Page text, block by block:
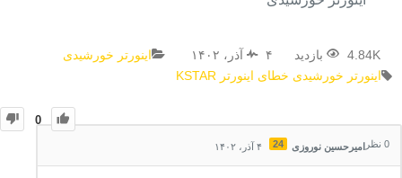
4.84K بازدید ۴ آذر، ۱۴۰۲
اینورتر خورشیدی
اینورتر خورشیدی خطای اینورتر KSTAR
0
امیرحسین نوروزی 24 ۴ آذر، ۱۴۰۲ 0 نظر